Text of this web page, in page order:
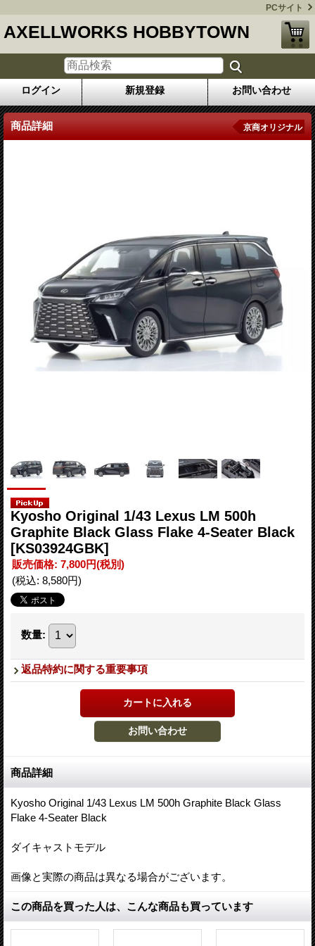
PCサイト
AXELLWORKS HOBBYTOWN
ログイン 新規登録 お問い合わせ
商品詳細 京商オリジナル
Kyosho Original 1/43 Lexus LM 500h
Graphite Black Glass Flake 4-Seater Black
[KS03924GBK]
販売価格: 7,800円(税別)
(税込: 8,580円)
数量:
返品特約に関する重要事項
商品詳細
Kyosho Original 1/43 Lexus LM 500h Graphite Black Glass
Flake 4-Seater Black
ダイキャストモデル
画像と実際の商品は異なる場合がございます。
この商品を買った人は、こんな商品も買っています